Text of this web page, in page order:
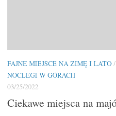
FAJNE MIEJSCE NA ZIMĘ I LATO /
NOCLEGI W GÓRACH
03/25/2022
Ciekawe miejsca na